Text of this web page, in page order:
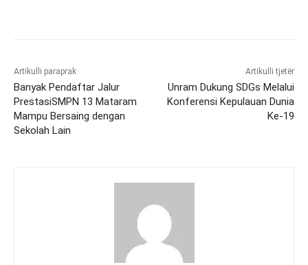
Artikulli paraprak
Banyak Pendaftar Jalur
PrestasiSMPN 13 Mataram
Mampu Bersaing dengan
Sekolah Lain
Artikulli tjetër
Unram Dukung SDGs Melalui
Konferensi Kepulauan Dunia
Ke-19